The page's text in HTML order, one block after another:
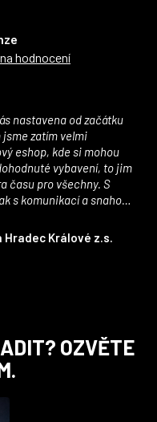
hodnocení
Hradec Králové z.s.
z 5 hvězdiček.
jsme zatím velmi
eshop, kde si mohou
vybavení, to jim
času pro všechny. S
s komunikací a snahou
spolupráce pokračovat
sady dresů ;)
OZVĚTE